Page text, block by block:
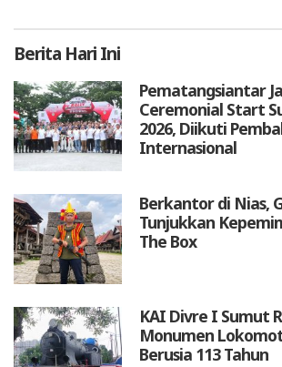
Berita Hari Ini
Pematangsiantar
Ceremonial Start
2026, Diikuti
Internasional
Berkantor di Nias,
Tunjukkan
The Box
KAI Divre I Sumut
Monumen
Berusia 113 Tahun